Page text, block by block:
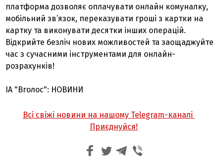
платформа дозволяє оплачувати онлайн комуналку,
мобільний зв’язок, переказувати гроші з картки на
картку та виконувати десятки інших операцій.
Відкрийте безліч нових можливостей та заощаджуйте
час з сучасними інструментами для онлайн-
розрахунків!
ІА "Вголос": НОВИНИ
Всі свіжі новини на нашому Telegram-каналі
Приєднуйся!